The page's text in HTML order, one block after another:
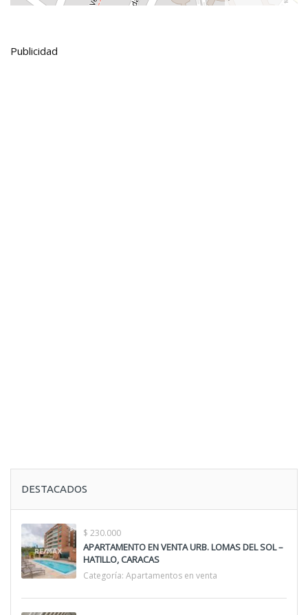
Publicidad
DESTACADOS
$ 230.000
APARTAMENTO EN VENTA URB. LOMAS DEL SOL –
HATILLO, CARACAS
Categoría: Apartamentos en venta